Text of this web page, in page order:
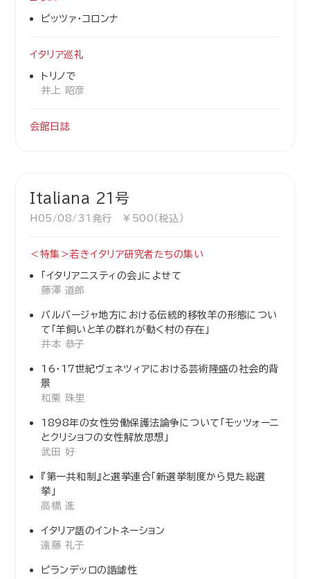
ピッツァ・コロンナ
イタリア巡礼
トリノで
井上 昭彦
会館日誌
Italiana 21号
H05/08/31発行 ￥500（税込）
＜特集＞若きイタリア研究者たちの集い
「イタリアニスティの会」によせて
藤澤 道郎
バルバージャ地方における伝統的移牧羊の形態につい
て「羊飼いと羊の群れが動く村の存在」
井本 恭子
16・17世紀ヴェネツィアにおける芸術隆盛の社会的背
景
和栗 珠里
1898年の女性労働保護法論争について「モッツォーニ
とクリショフの女性解放思想」
武田 好
『第一共和制』と選挙連合「新選挙制度から見た総選
挙」
高橋 進
イタリア語のイントネーション
遠藤 礼子
ピランデッロの諧謔性